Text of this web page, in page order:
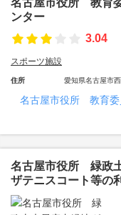
名古屋市役所 教育
ンター
3.04
スポーツ施設
住所 愛知県名古屋市
名古屋市役所 教育委
名古屋市役所 緑政
ザテニスコート等の